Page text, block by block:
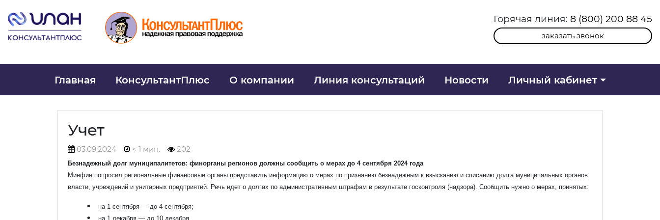
Горячая линия: 8 (800) 200 88 45
заказать звонок
Главная КонсультантПлюс О компании Линия консультаций Новости Личный кабинет
Учет
03.09.2024 < 1 мин. 202
Безнадежный долг муниципалитетов: финорганы регионов должны сообщить о мерах до 4 сентября 2024 года
Минфин попросил региональные финансовые органы представить информацию о мерах по признанию безнадежным к взысканию и списанию долга муниципальных органов
власти, учреждений и унитарных предприятий. Речь идет о долгах по административным штрафам в результате госконтроля (надзора). Сообщить нужно о мерах, принятых:
на 1 сентября — до 4 сентября;
на 1 декабря — до 10 декабря.
Узнать стоимость комплекта